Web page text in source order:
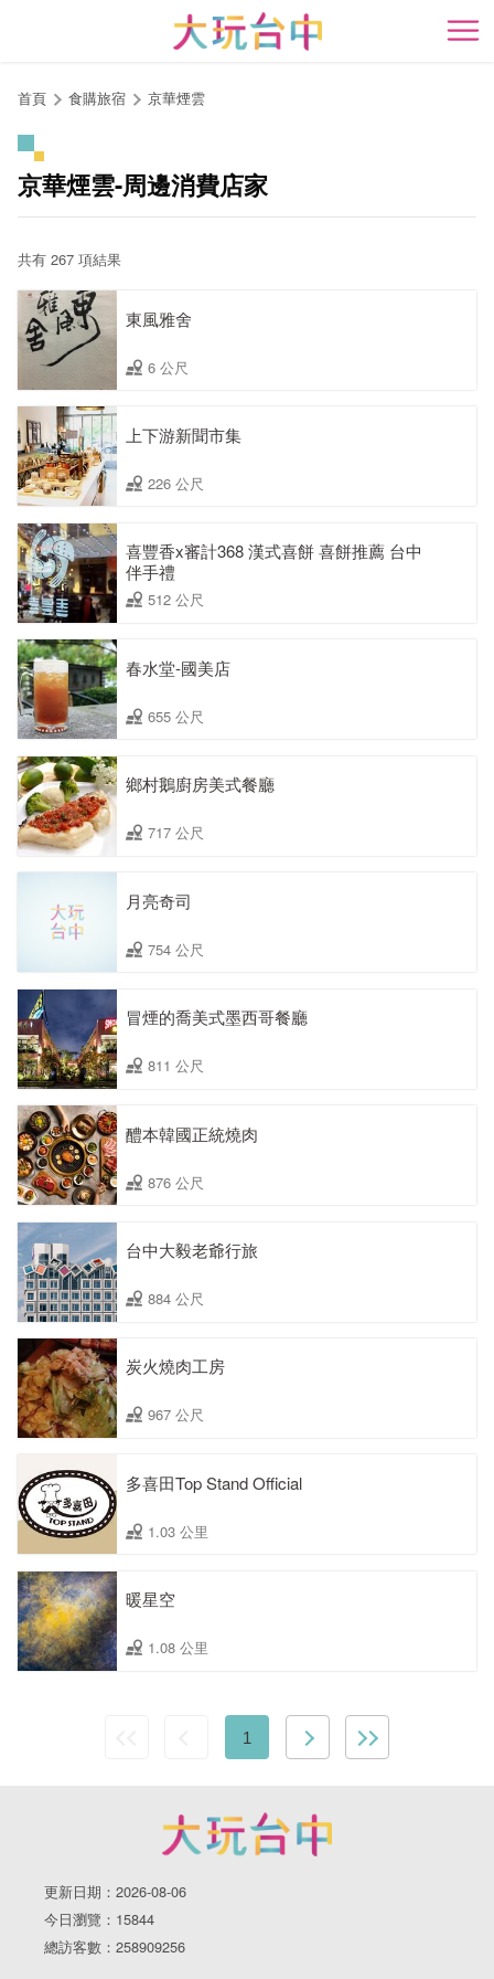
開
首頁 食購旅宿 京華煙雲
京華煙雲-周邊消費店家
共有 267 項結果
東風雅舍
6 公尺
上下游新聞市集
226 公尺
喜豐香x審計368 漢式喜餅 喜餅推薦 台中
伴手禮
512 公尺
春水堂-國美店
655 公尺
鄉村鵝廚房美式餐廳
717 公尺
月亮奇司
754 公尺
冒煙的喬美式墨西哥餐廳
811 公尺
醴本韓國正統燒肉
876 公尺
台中大毅老爺行旅
884 公尺
炭火燒肉工房
967 公尺
多喜田Top Stand Official
1.03 公里
暖星空
1.08 公里
1
更新日期：2026-08-06
今日瀏覽：15844
總訪客數：258909256